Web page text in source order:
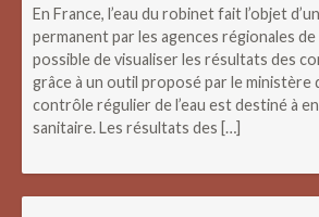
En France, l’eau du robinet fait l’objet
permanent par les agences régionales de
possible de visualiser les résultats des
grâce à un outil proposé par le ministère
contrôle régulier de l’eau est destiné à
sanitaire. Les résultats des […]